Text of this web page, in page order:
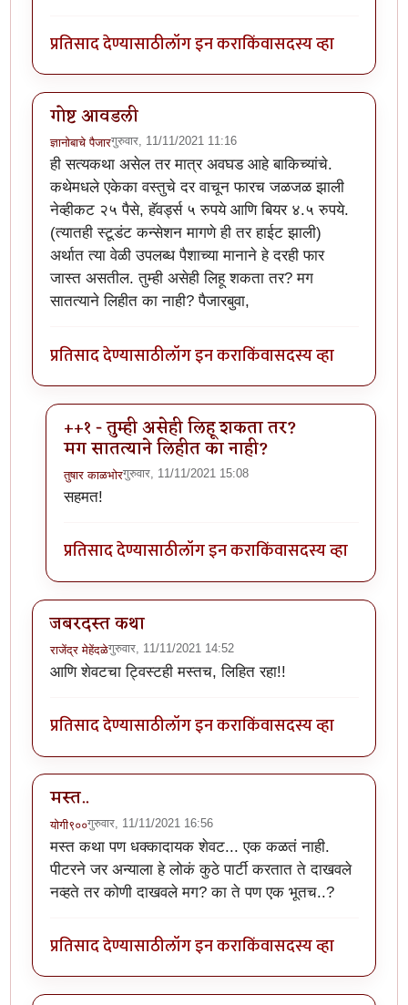
प्रतिसाद देण्यासाठीलॉग इन कराकिंवासदस्य व्हा
गोष्ट आवडली
ज्ञानोबाचे पैजारगुरुवार, 11/11/2021 11:16
ही सत्यकथा असेल तर मात्र अवघड आहे बाकिच्यांचे.
कथेमधले एकेका वस्तुचे दर वाचून फारच जळजळ झाली
नेव्हीकट २५ पैसे, हॅवर्ड्स ५ रुपये आणि बियर ४.५ रुपये.
(त्यातही स्टूडंट कन्सेशन मागणे ही तर हाईट झाली)
अर्थात त्या वेळी उपलब्ध पैशाच्या मानाने हे दरही फार
जास्त असतील. तुम्ही असेही लिहू शकता तर? मग
सातत्याने लिहीत का नाही? पैजारबुवा,
प्रतिसाद देण्यासाठीलॉग इन कराकिंवासदस्य व्हा
++१ - तुम्ही असेही लिहू शकता तर?
मग सातत्याने लिहीत का नाही?
तुषार काळभोरगुरुवार, 11/11/2021 15:08
In reply to
सहमत!
प्रतिसाद देण्यासाठीलॉग इन कराकिंवासदस्य व्हा
जबरदस्त कथा
राजेंद्र मेहेंदळेगुरुवार, 11/11/2021 14:52
आणि शेवटचा ट्विस्टही मस्तच, लिहित रहा!!
प्रतिसाद देण्यासाठीलॉग इन कराकिंवासदस्य व्हा
मस्त..
योगी९००गुरुवार, 11/11/2021 16:56
मस्त कथा पण धक्कादायक शेवट... एक कळतं नाही.
पीटरने जर अन्याला हे लोकं कुठे पार्टी करतात ते दाखवले
नव्हते तर कोणी दाखवले मग? का ते पण एक भूतच..?
प्रतिसाद देण्यासाठीलॉग इन कराकिंवासदस्य व्हा